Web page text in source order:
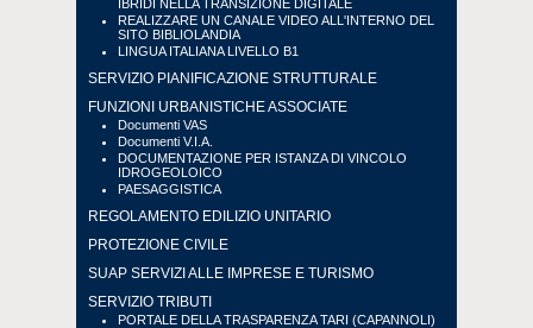
IBRIDI NELLA TRANSIZIONE DIGITALE
REALIZZARE UN CANALE VIDEO ALL'INTERNO DEL
SITO BIBLIOLANDIA
LINGUA ITALIANA LIVELLO B1
SERVIZIO PIANIFICAZIONE STRUTTURALE
FUNZIONI URBANISTICHE ASSOCIATE
Documenti VAS
Documenti V.I.A.
DOCUMENTAZIONE PER ISTANZA DI VINCOLO
IDROGEOLOICO
PAESAGGISTICA
REGOLAMENTO EDILIZIO UNITARIO
PROTEZIONE CIVILE
SUAP SERVIZI ALLE IMPRESE E TURISMO
SERVIZIO TRIBUTI
PORTALE DELLA TRASPARENZA TARI (CAPANNOLI)